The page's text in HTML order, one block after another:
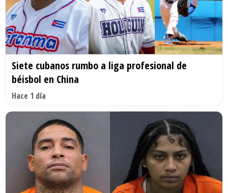
Siete cubanos rumbo a liga profesional de
béisbol en China
Hace 1 día